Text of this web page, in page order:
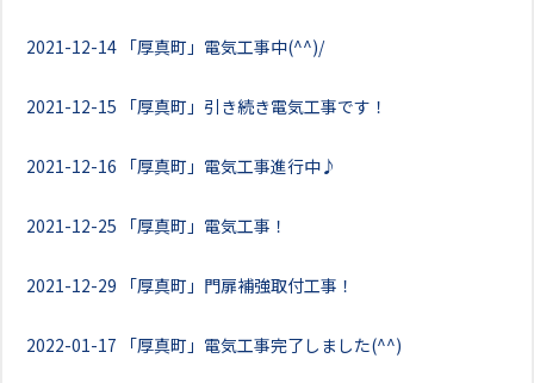
2021-12-14 「厚真町」電気工事中(^^)/
2021-12-15 「厚真町」引き続き電気工事です！
2021-12-16 「厚真町」電気工事進行中♪
2021-12-25 「厚真町」電気工事！
2021-12-29 「厚真町」門扉補強取付工事！
2022-01-17 「厚真町」電気工事完了しました(^^)